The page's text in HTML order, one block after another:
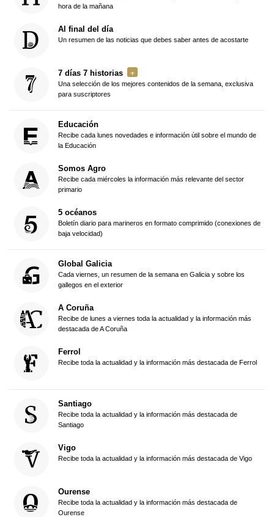
hora de la mañana
Al final del día
Un resumen de las noticias que debes saber antes de acostarte
7 días 7 historias
Una selección de los mejores contenidos de la semana, exclusiva
para suscriptores
Educación
Recibe cada lunes novedades e información útil sobre el mundo de
la Educación
Somos Agro
Recibe cada miércoles la información más relevante del sector
primario
5 océanos
Boletín diario para marineros en formato comprimido (conexiones de
baja velocidad)
Global Galicia
Cada viernes, un resumen de la semana en Galicia y sobre los
gallegos en el exterior
A Coruña
Recibe de lunes a viernes toda la actualidad y la información más
destacada de A Coruña
Ferrol
Recibe toda la actualidad y la información más destacada de Ferrol
Santiago
Recibe toda la actualidad y la información más destacada de
Santiago
Vigo
Recibe toda la actualidad y la información más destacada de Vigo
Ourense
Recibe toda la actualidad y la información más destacada de
Ourense